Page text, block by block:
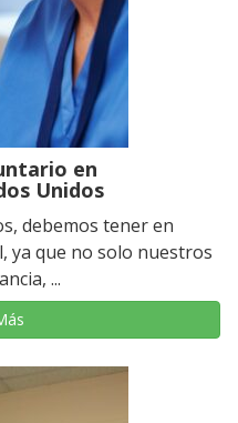
en
Unidos
debemos tener en
ya que no solo nuestros
...